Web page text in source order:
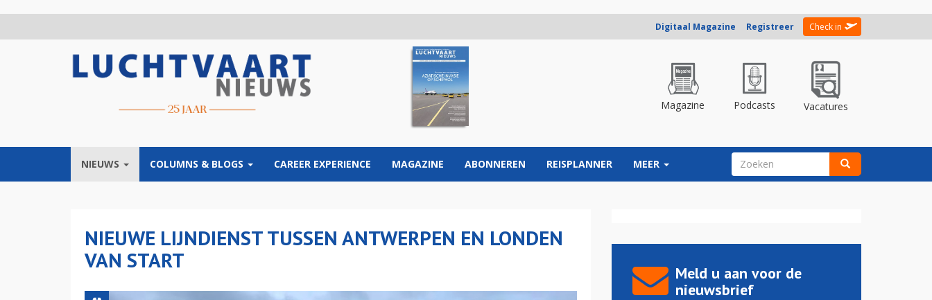
Digitaal Magazine Registreer Check in
Magazine Podcasts Vacatures
NIEUWS COLUMNS & BLOGS CAREER EXPERIENCE MAGAZINE ABONNEREN REISPLANNER MEER ZOEKVELD
NIEUWE LIJNDIENST TUSSEN ANTWERPEN EN LONDEN
VAN START
Meld u aan voor de
nieuwsbrief